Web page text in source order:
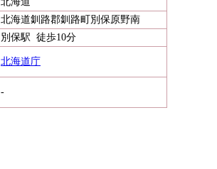
北海道釧路郡釧路町別保原野南
別保駅 徒歩10分
北海道庁
-